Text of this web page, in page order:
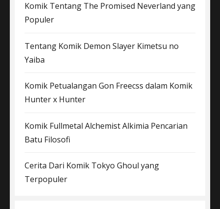
Komik Tentang The Promised Neverland yang
Populer
Tentang Komik Demon Slayer Kimetsu no
Yaiba
Komik Petualangan Gon Freecss dalam Komik
Hunter x Hunter
Komik Fullmetal Alchemist Alkimia Pencarian
Batu Filosofi
Cerita Dari Komik Tokyo Ghoul yang
Terpopuler